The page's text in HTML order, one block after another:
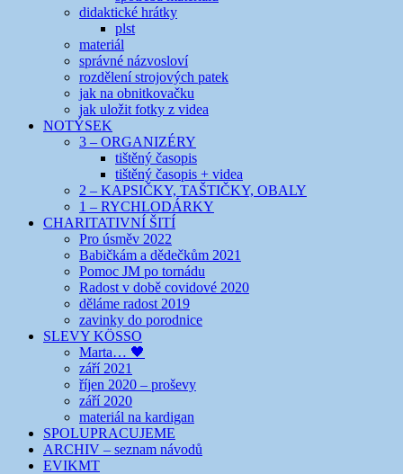
didaktické hrátky
plst
materiál
správné názvosloví
rozdělení strojových patek
jak na obnitkovačku
jak uložit fotky z videa
NOTÝSEK
3 – ORGANIZÉRY
tištěný časopis
tištěný časopis + videa
2 – KAPSIČKY, TAŠTIČKY, OBALY
1 – RYCHLODÁRKY
CHARITATIVNÍ ŠITÍ
Pro úsměv 2022
Babičkám a dědečkům 2021
Pomoc JM po tornádu
Radost v době covidové 2020
děláme radost 2019
zavinky do porodnice
SLEVY KÖSSO
Marta… 🖤
září 2021
říjen 2020 – proševy
září 2020
materiál na kardigan
SPOLUPRACUJEME
ARCHIV – seznam návodů
EVIKMT